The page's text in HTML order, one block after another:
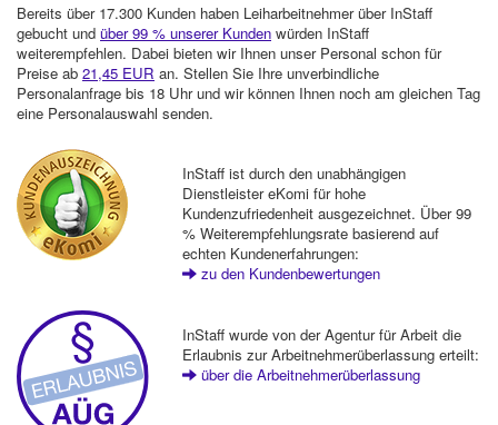
Bereits über 17.300 Kunden haben Leiharbeitnehmer über InStaff
gebucht und über 99 % unserer Kunden würden InStaff
weiterempfehlen. Dabei bieten wir Ihnen unser Personal schon für
Preise ab 21,45 EUR an. Stellen Sie Ihre unverbindliche
Personalanfrage bis 18 Uhr und wir können Ihnen noch am gleichen Tag
eine Personalauswahl senden.
InStaff ist durch den unabhängigen
Dienstleister eKomi für hohe
Kundenzufriedenheit ausgezeichnet. Über 99
% Weiterempfehlungsrate basierend auf
echten Kundenerfahrungen:
zu den Kundenbewertungen
InStaff wurde von der Agentur für Arbeit die
Erlaubnis zur Arbeitnehmerüberlassung erteilt:
über die Arbeitnehmerüberlassung